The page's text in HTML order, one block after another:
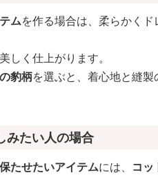
ムを作る場合は、柔らかくド
しく仕上がります。
豹柄を選ぶと、着心地と縫製
みたい人の場合
たせたいアイテムには、 コッ